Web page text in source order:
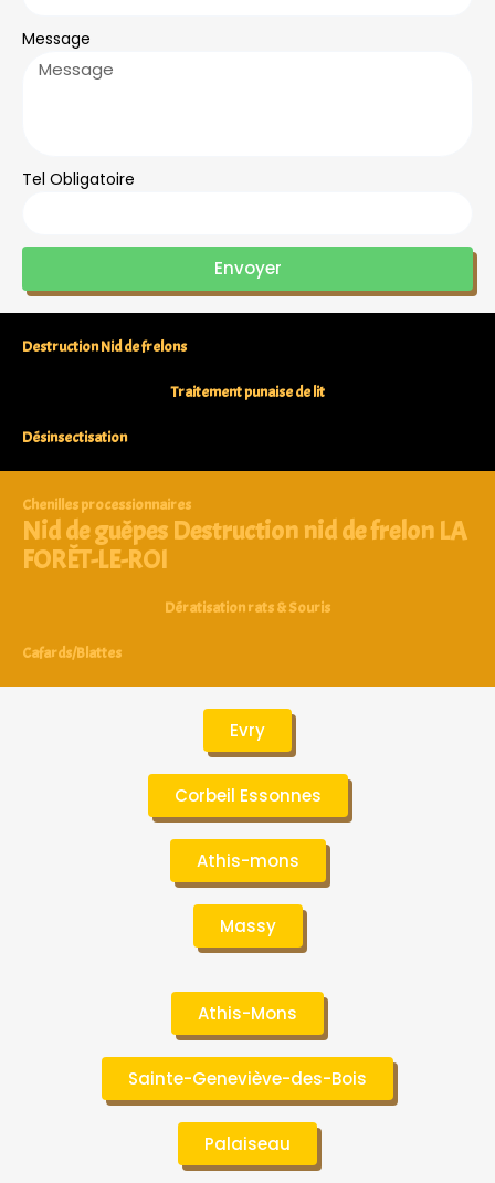
Message
Tel Obligatoire
Envoyer
Destruction Nid de frelons
Traitement punaise de lit
Désinsectisation
Chenilles processionnaires
Nid de guêpes Destruction nid de frelon LA
FORÊT-LE-ROI
Dératisation rats & Souris
Cafards/Blattes
Evry
Corbeil Essonnes
Athis-mons
Massy
Athis-Mons
Sainte-Geneviève-des-Bois
Palaiseau